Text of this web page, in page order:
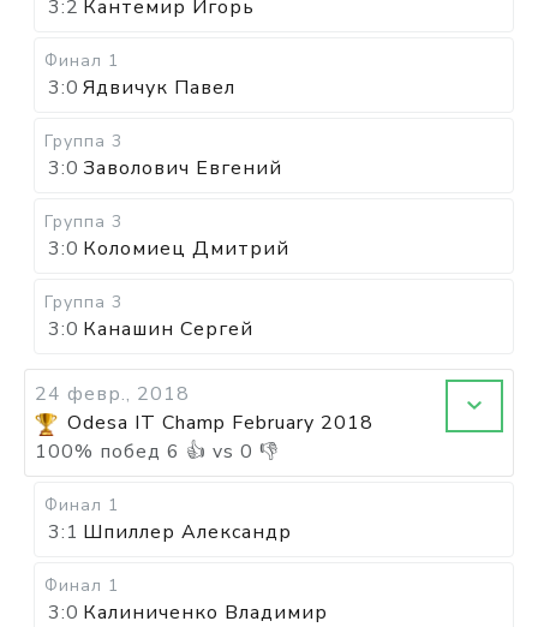
3:2 Кантемир Игорь
Финал 1
3:0 Ядвичук Павел
Группа 3
3:0 Заволович Евгений
Группа 3
3:0 Коломиец Дмитрий
Группа 3
3:0 Канашин Сергей
24 февр., 2018
Odesa IT Champ February 2018
100% побед 6 👍 vs 0 👎
Финал 1
3:1 Шпиллер Александр
Финал 1
3:0 Калиниченко Владимир